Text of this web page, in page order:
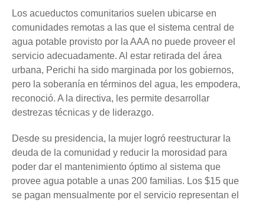
Los acueductos comunitarios suelen ubicarse en
comunidades remotas a las que el sistema central de
agua potable provisto por la AAA no puede proveer el
servicio adecuadamente. Al estar retirada del área
urbana, Perichi ha sido marginada por los gobiernos,
pero la soberanía en términos del agua, les empodera,
reconoció. A la directiva, les permite desarrollar
destrezas técnicas y de liderazgo.
Desde su presidencia, la mujer logró reestructurar la
deuda de la comunidad y reducir la morosidad para
poder dar el mantenimiento óptimo al sistema que
provee agua potable a unas 200 familias. Los $15 que
se pagan mensualmente por el servicio representan el